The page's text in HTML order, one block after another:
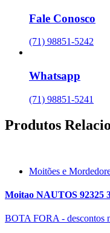
Fale Conosco
(71) 98851-5242
Whatsapp
(71) 98851-5241
Produtos
Moitões e
Moitao NAUTOS 92325
BOTA FORA - descontos